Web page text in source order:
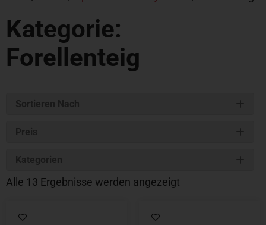
Kategorie:
Forellenteig
Alle 13 Ergebnisse werden angezeigt